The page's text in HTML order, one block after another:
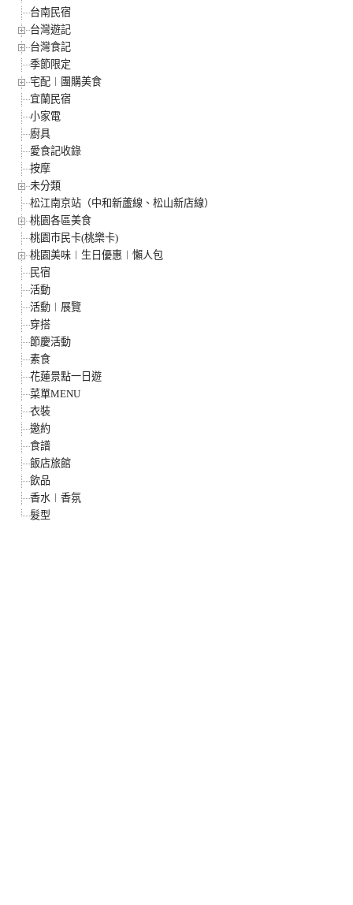
台南民宿
台灣遊記
台灣食記
季節限定
宅配︱團購美食
宜蘭民宿
小家電
廚具
愛食記收錄
按摩
未分類
松江南京站（中和新蘆線、松山新店線）
桃園各區美食
桃園市民卡(桃樂卡)
桃園美味︱生日優惠︱懶人包
民宿
活動
活動︱展覽
穿搭
節慶活動
素食
花蓮景點一日遊
菜單MENU
衣裝
邀約
食譜
飯店旅館
飲品
香水︱香氛
髮型